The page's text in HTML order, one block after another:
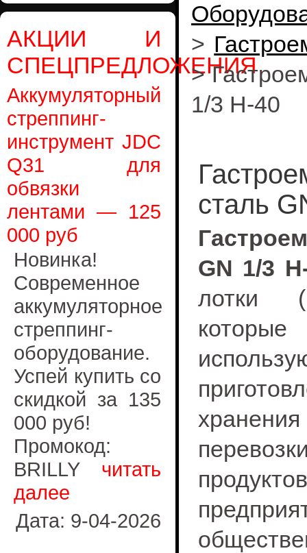
АКЦИИ И
СПЕЦПРЕДЛОЖЕНИЯ
Аккумуляторный
стреппинг-
инструмент JDC
Q31 для
обвязки
лентами — 125
000 руб
Новинка!
Современное
аккумуляторное
стреппинг-
оборудование.
Успей купить со
скидкой за 135
000 руб!
Промокод:
BRILLY читать
далее
Дата: 9-04-2026
>
>
1/3 Н-40
сталь
GN 1/3
лотки
которые